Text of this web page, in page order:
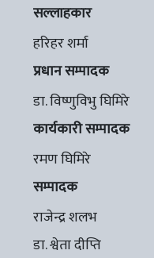
सल्लाहकार
हरिहर शर्मा
प्रधान सम्पादक
डा. विष्णुविभु घिमिरे
कार्यकारी सम्पादक
रमण घिमिरे
सम्पादक
राजेन्द्र शलभ
डा. श्वेता दीप्ति